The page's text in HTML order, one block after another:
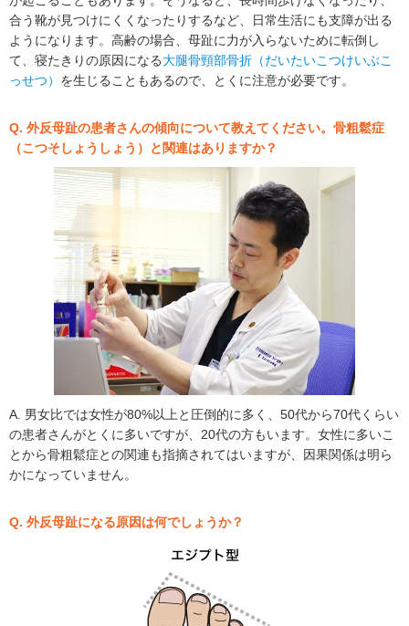
合う靴が見つけにくくなったりするなど、日常生活にも支障が出る
ようになります。高齢の場合、母趾に力が入らないために転倒し
て、寝たきりの原因になる大腿骨頸部骨折（だいたいこつけいぶこ
っせつ） を生じることもあるので、とくに注意が必要です。
Q. 外反母趾の患者さんの傾向について教えてください。骨粗鬆症
（こつそしょうしょう）と関連はありますか？
A. 男女比では女性が80%以上と圧倒的に多く、50代から70代くらい
の患者さんがとくに多いですが、20代の方もいます。女性に多いこ
とから骨粗鬆症との関連も指摘されてはいますが、因果関係は明ら
かになっていません。
Q. 外反母趾になる原因は何でしょうか？